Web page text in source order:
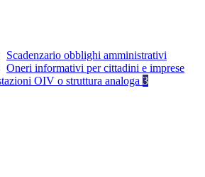
Scadenzario obblighi amministrativi
Oneri informativi per cittadini e imprese
OIV o struttura analoga 3